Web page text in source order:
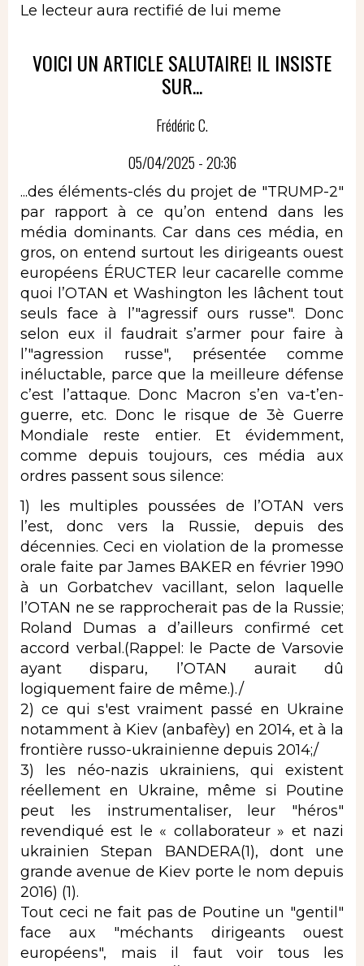
Le lecteur aura rectifié de lui meme
VOICI UN ARTICLE SALUTAIRE! IL INSISTE
SUR...
Frédéric C.
05/04/2025 - 20:36
...des éléments-clés du projet de "TRUMP-2"
par rapport à ce qu’on entend dans les
média dominants. Car dans ces média, en
gros, on entend surtout les dirigeants ouest
européens ÉRUCTER leur cacarelle comme
quoi l’OTAN et Washington les lâchent tout
seuls face à l’"agressif ours russe". Donc
selon eux il faudrait s’armer pour faire à
l’"agression russe", présentée comme
inéluctable, parce que la meilleure défense
c’est l’attaque. Donc Macron s’en va-t’en-
guerre, etc. Donc le risque de 3è Guerre
Mondiale reste entier. Et évidemment,
comme depuis toujours, ces média aux
ordres passent sous silence:
1) les multiples poussées de l’OTAN vers
l’est, donc vers la Russie, depuis des
décennies. Ceci en violation de la promesse
orale faite par James BAKER en février 1990
à un Gorbatchev vacillant, selon laquelle
l’OTAN ne se rapprocherait pas de la Russie;
Roland Dumas a d’ailleurs confirmé cet
accord verbal.(Rappel: le Pacte de Varsovie
ayant disparu, l’OTAN aurait dû
logiquement faire de même.)./
2) ce qui s'est vraiment passé en Ukraine
notamment à Kiev (anbafèy) en 2014, et à la
frontière russo-ukrainienne depuis 2014;/
3) les néo-nazis ukrainiens, qui existent
réellement en Ukraine, même si Poutine
peut les instrumentaliser, leur "héros"
revendiqué est le « collaborateur » et nazi
ukrainien Stepan BANDERA(1), dont une
grande avenue de Kiev porte le nom depuis
2016) (1).
Tout ceci ne fait pas de Poutine un "gentil"
face aux "méchants dirigeants ouest
européens", mais il faut voir tous les